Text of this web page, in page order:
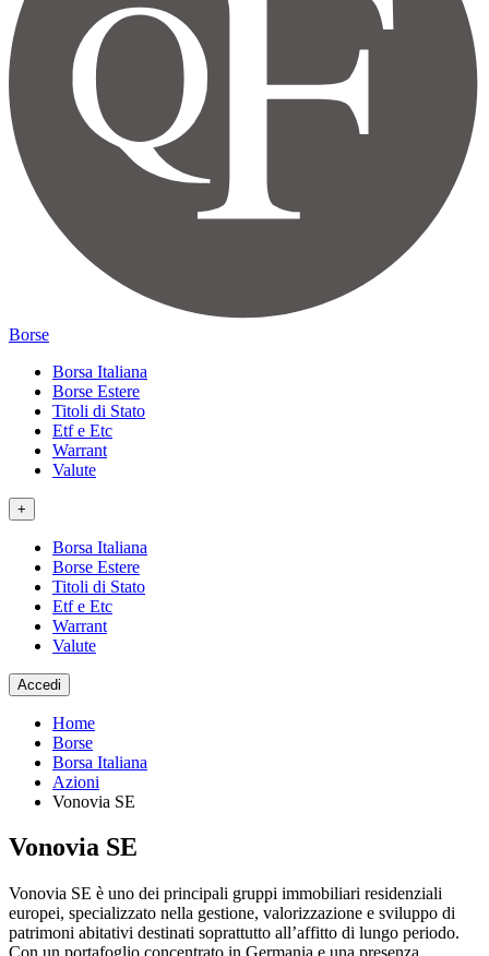
Borse
Borsa Italiana
Borse Estere
Titoli di Stato
Etf e Etc
Warrant
Valute
+
Borsa Italiana
Borse Estere
Titoli di Stato
Etf e Etc
Warrant
Valute
Accedi
Home
Borse
Borsa Italiana
Azioni
Vonovia SE
Vonovia SE
Vonovia SE è uno dei principali gruppi immobiliari residenziali
europei, specializzato nella gestione, valorizzazione e sviluppo di
patrimoni abitativi destinati soprattutto all’affitto di lungo periodo.